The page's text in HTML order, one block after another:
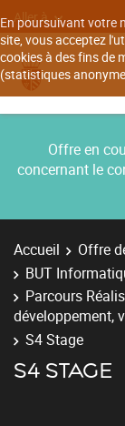
En poursuivant votre
site, vous acceptez
cookies à des fins de
(statistiques
Aller à
Offre en
concernant le
Accueil Offre
BUT
Parcours
développement,
S4 Stage
S4 STAGE